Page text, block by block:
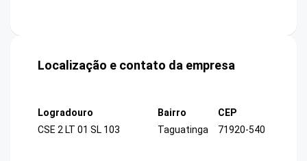
Localização e contato da empresa
Logradouro
CSE 2 LT 01 SL 103
Bairro
Taguatinga
CEP
71920-540